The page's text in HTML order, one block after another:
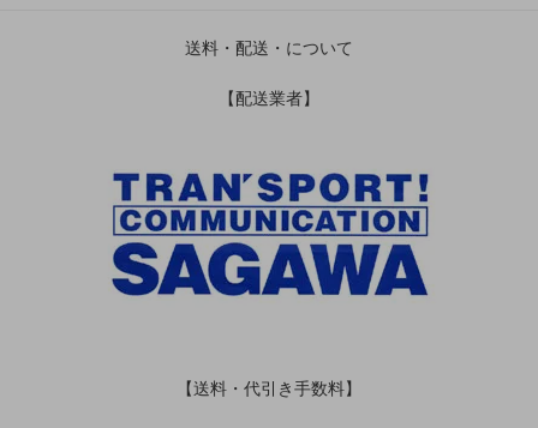
送料・配送・について
【配送業者】
【送料・代引き手数料】